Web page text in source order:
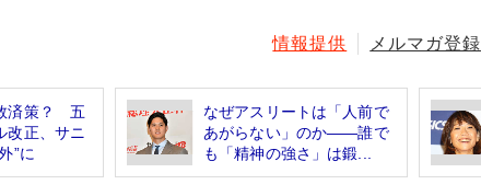
情報提供 メルマガ登録
済策？ 五
改正、サニ
”に
なぜアスリートは「人前で
あがらない」のか――誰で
も「精神の強さ」は鍛...